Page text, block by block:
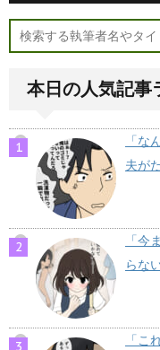
本日の人気記事
「な
夫が
「今
らな
「こ